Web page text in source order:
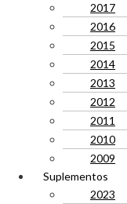
2017
2016
2015
2014
2013
2012
2011
2010
2009
Suplementos
2023